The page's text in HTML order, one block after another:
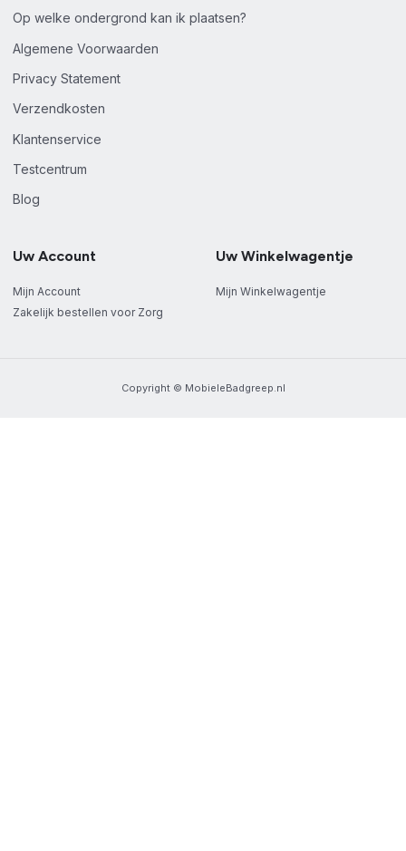
Op welke ondergrond kan ik plaatsen?
Algemene Voorwaarden
Privacy Statement
Verzendkosten
Klantenservice
Testcentrum
Blog
Uw Account
Mijn Account
Zakelijk bestellen voor Zorg
Uw Winkelwagentje
Mijn Winkelwagentje
Copyright © MobieleBadgreep.nl